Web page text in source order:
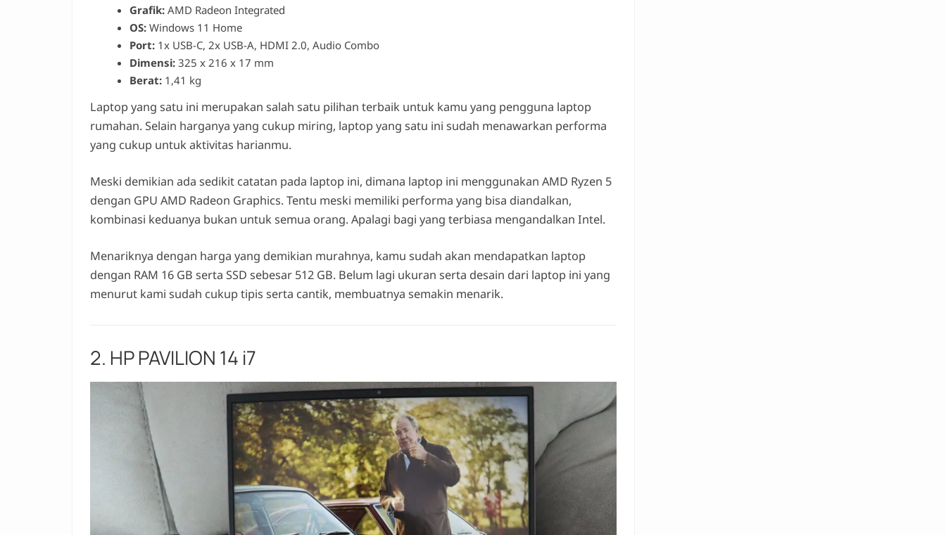
Grafik: AMD Radeon Integrated
OS: Windows 11 Home
Port: 1x USB-C, 2x USB-A, HDMI 2.0, Audio Combo
Dimensi: 325 x 216 x 17 mm
Berat: 1,41 kg
Laptop yang satu ini merupakan salah satu pilihan terbaik untuk kamu yang pengguna laptop
rumahan. Selain harganya yang cukup miring, laptop yang satu ini sudah menawarkan performa
yang cukup untuk aktivitas harianmu.
Meski demikian ada sedikit catatan pada laptop ini, dimana laptop ini menggunakan AMD Ryzen 5
dengan GPU AMD Radeon Graphics. Tentu meski memiliki performa yang bisa diandalkan,
kombinasi keduanya bukan untuk semua orang. Apalagi bagi yang terbiasa mengandalkan Intel.
Menariknya dengan harga yang demikian murahnya, kamu sudah akan mendapatkan laptop
dengan RAM 16 GB serta SSD sebesar 512 GB. Belum lagi ukuran serta desain dari laptop ini yang
menurut kami sudah cukup tipis serta cantik, membuatnya semakin menarik.
2. HP PAVILION 14 i7